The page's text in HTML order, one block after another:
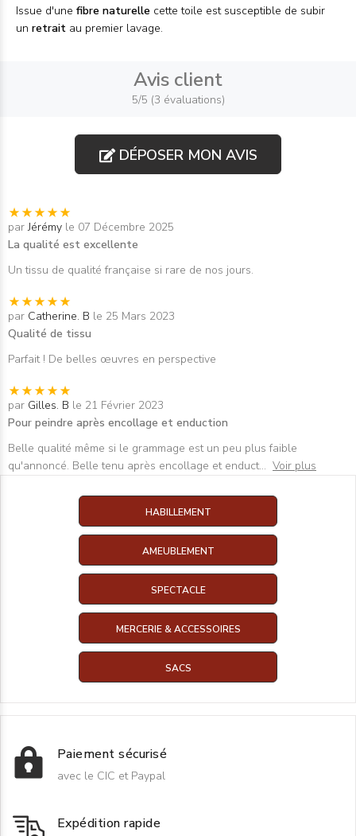
Issue d'une fibre naturelle cette toile est susceptible de subir
un retrait au premier lavage.
Avis client
5/5 (3 évaluations)
DÉPOSER MON AVIS
parJérémy le 07 Décembre 2025
La qualité est excellente
Un tissu de qualité française si rare de nos jours.
par Catherine. B le 25 Mars 2023
Qualité de tissu
Parfait ! De belles œuvres en perspective
par Gilles. B le 21 Février 2023
Pour peindre après encollage et enduction
Belle qualité même si le grammage est un peu plus faible
qu'annoncé. Belle tenu après encollage et enduct... Voir plus
HABILLEMENT
AMEUBLEMENT
SPECTACLE
MERCERIE & ACCESSOIRES
SACS
Paiement sécurisé
avec le CIC et Paypal
Expédition rapide